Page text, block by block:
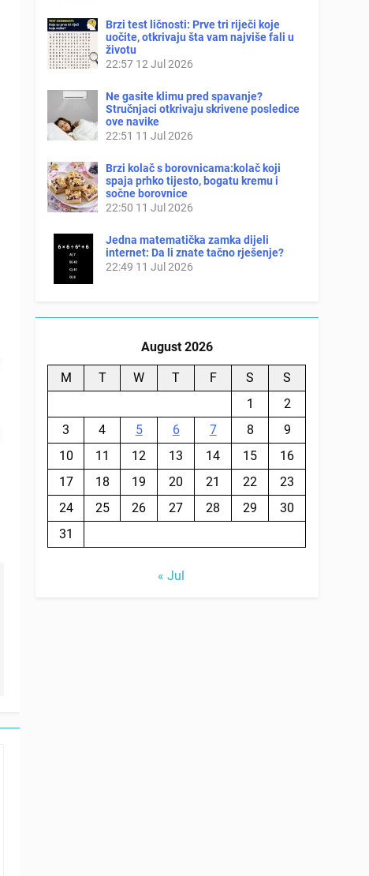
Brzi test ličnosti: Prve tri riječi koje
uočite, otkrivaju šta vam najviše fali u
životu
22:57 12 Jul 2026
Ne gasite klimu pred spavanje?
Stručnjaci otkrivaju skrivene posledice
ove navike
22:51 11 Jul 2026
Brzi kolač s borovnicama:kolač koji
spaja prhko tijesto, bogatu kremu i
sočne borovnice
22:50 11 Jul 2026
Jedna matematička zamka dijeli
internet: Da li znate tačno rješenje?
22:49 11 Jul 2026
August 2026
M T W T F S
S
1
2
3
4 5 6 7 8
9
10
11 12 13 14 15
16
17
18 19 20 21 22
23
24
25 26 27 28 29
30
31
« Jul